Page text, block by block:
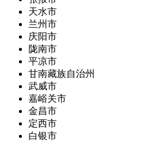
天水市
兰州市
庆阳市
陇南市
平凉市
甘南藏族自治州
武威市
嘉峪关市
金昌市
定西市
白银市